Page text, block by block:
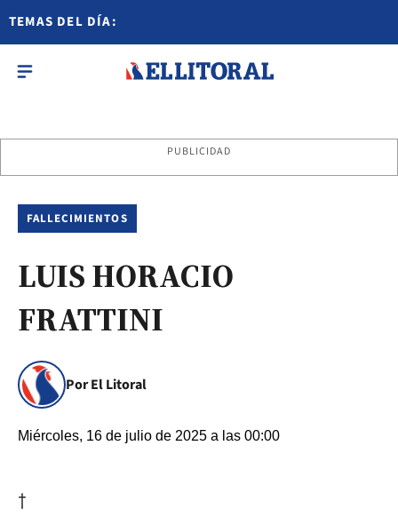
TEMAS DEL DÍA:
PUBLICIDAD
FALLECIMIENTOS
LUIS HORACIO
FRATTINI
Por El Litoral
Miércoles, 16 de julio de 2025 a las 00:00
†